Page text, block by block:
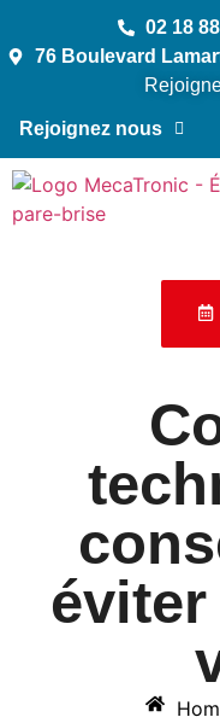
02 18
76 Boulevard
Rejoignez nous